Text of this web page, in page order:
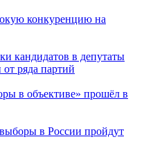
конкуренцию на
кандидатов в депутаты
ряда партий
в объективе» прошёл в
в России пройдут